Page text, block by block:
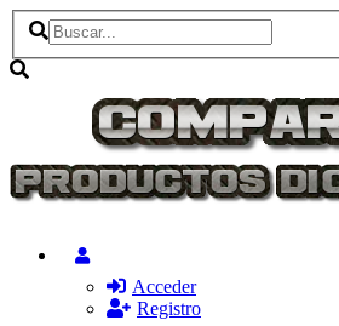
Acceder
Registro